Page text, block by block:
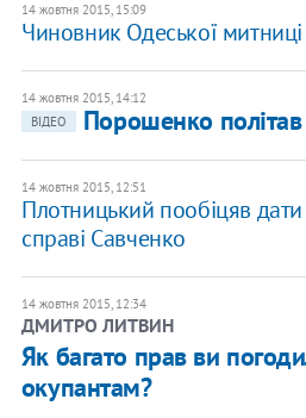
14 жовтня 2015, 15:09
Чиновник Одеської
14 жовтня 2015, 14:12
ВІДЕО
Порошенко
14 жовтня 2015, 12:51
Плотницький пообіцяв дати
справі Савченко
14 жовтня 2015, 12:34
ДМИТРО ЛИТВИН
Як багато прав ви
окупантам?